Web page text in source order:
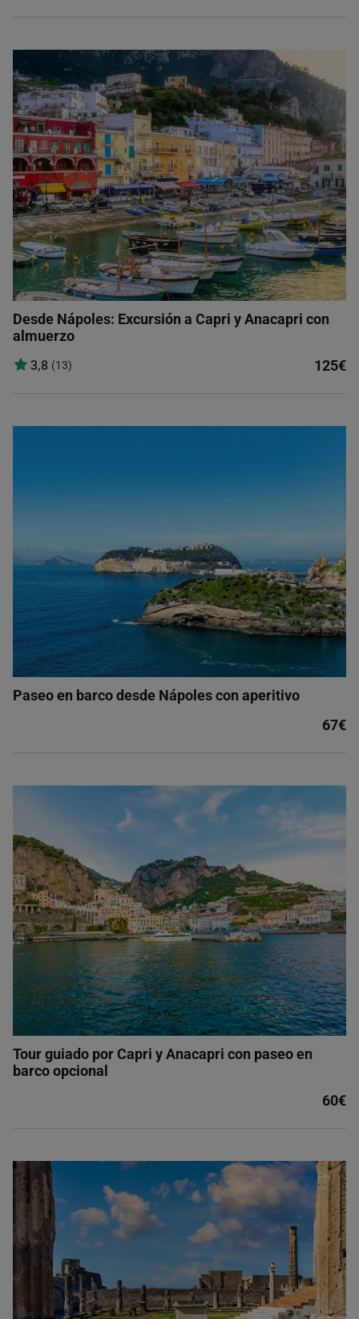
Desde Nápoles: Excursión a Capri y Anacapri con
almuerzo
3,8 (13) 125€
Paseo en barco desde Nápoles con aperitivo
67€
Tour guiado por Capri y Anacapri con paseo en
barco opcional
60€